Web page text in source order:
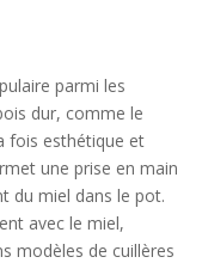
parmi les
dur, comme le
fois esthétique et
une prise en main
du miel dans le pot.
avec le miel,
modèles de cuillères